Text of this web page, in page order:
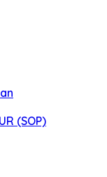
(SOP)